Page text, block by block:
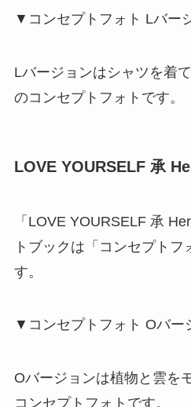
▼コンセプトフォト Lバー
Lバージョンはシャツを着
のコンセプトフォトです。
LOVE YOURSELF 承
「LOVE YOURSELF 承
トブックは「コンセプト
す。
▼コンセプトフォト Oバー
Oバージョンは植物と雲を
コンセプトフォトです。